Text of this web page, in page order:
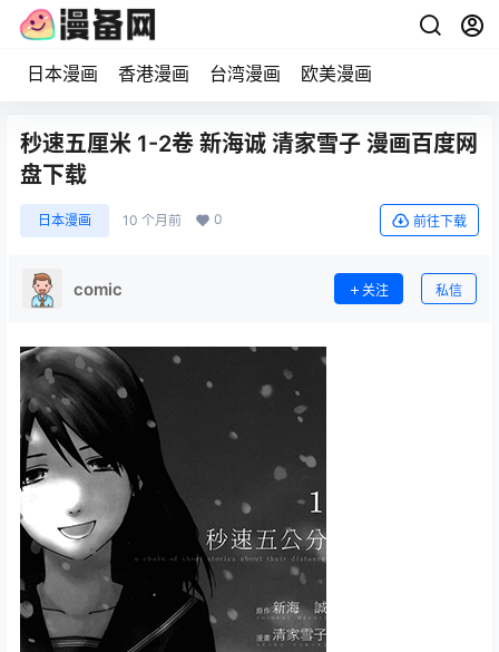
日本漫画 香港漫画 台湾漫画 欧美漫画
秒速五厘米 1-2卷 新海诚 清家雪子 漫画百度网
盘下载
日本漫画 10 个月前 0 前往下载
comic 关注 私信